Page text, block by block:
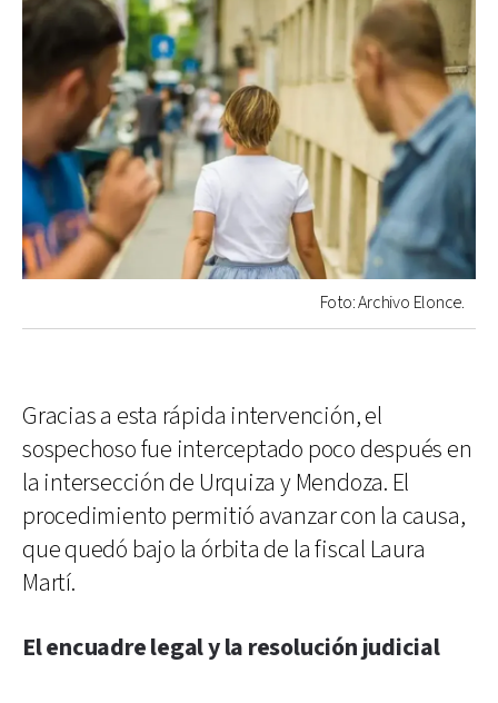
Foto: Archivo Elonce.
Gracias a esta rápida intervención, el
sospechoso fue interceptado poco después en
la intersección de Urquiza y Mendoza. El
procedimiento permitió avanzar con la causa,
que quedó bajo la órbita de la fiscal Laura
Martí.
El encuadre legal y la resolución judicial